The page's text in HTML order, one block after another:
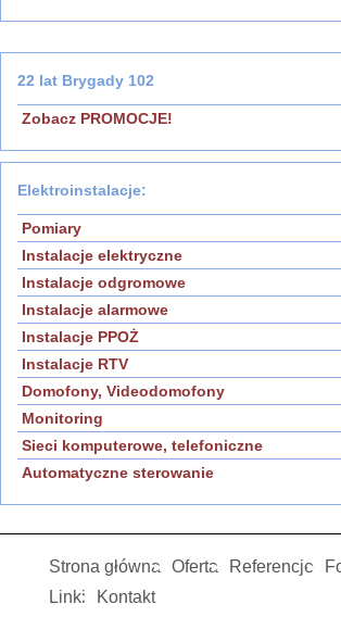
22 lat Brygady 102
Zobacz PROMOCJE!
Elektroinstalacje:
Pomiary
Instalacje elektryczne
Instalacje odgromowe
Instalacje alarmowe
Instalacje PPOŻ
Instalacje RTV
Domofony, Videodomofony
Monitoring
Sieci komputerowe, telefoniczne
Automatyczne sterowanie
Strona główna Oferta Referencje
Linki
Kontakt